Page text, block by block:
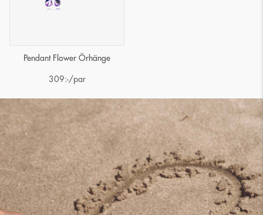
Pendant Flower Örhänge
309:-/par